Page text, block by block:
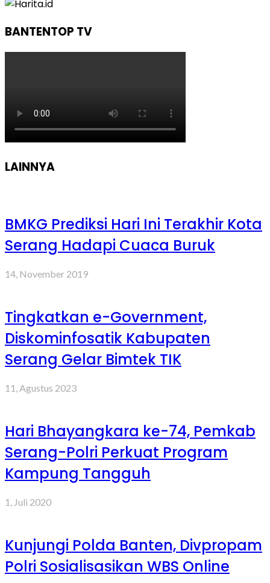
BANTENTOP TV
LAINNYA
BMKG Prediksi Hari Ini Terakhir Kota
Serang Hadapi Cuaca Buruk
14, November 2019
Tingkatkan e-Government,
Diskominfosatik Kabupaten
Serang Gelar Bimtek TIK
11, Agustus 2023
Hari Bhayangkara ke-74, Pemkab
Serang-Polri Perkuat Program
Kampung Tangguh
1, Juli 2020
Kunjungi Polda Banten, Divpropam
Polri Sosialisasikan WBS Online